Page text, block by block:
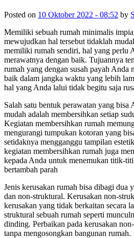
Posted on 10 Oktober 2022 - 08:52 by
Memiliki sebuah rumah minimalis
mewujudkan hal tersebut tidaklah
memiliki rumah sendiri, hal yang perlu
merawatnya dengan baik. Tujuannya
rumah yang dengan susah payah Anda
baik dalam jangka waktu yang lebih
hal yang Anda lalui tidak begitu saja
Salah satu bentuk perawatan yang bisa
mudah adalah membersihkan setiap
Kegiatan membersihkan rumah
mengurangi tumpukan kotoran yang
setidaknya mengganggu tampilan
kegiatan membersihkan rumah juga
kepada Anda untuk menemukan titik-
bertambah parah
Jenis kerusakan rumah bisa dibagi dua
dan non-struktural. Kerusakan non-
kerusakan yang tidak berkaitan secara
struktural sebuah rumah seperti
dinding. Perbaikan pada kerusakan
tanpa mengosongkan bangunan rumah.